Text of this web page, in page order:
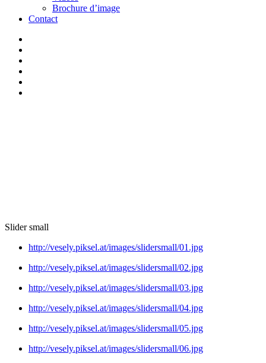
Brochure d’image
Contact
Slider small
http://vesely.piksel.at/images/slidersmall/01.jpg
http://vesely.piksel.at/images/slidersmall/02.jpg
http://vesely.piksel.at/images/slidersmall/03.jpg
http://vesely.piksel.at/images/slidersmall/04.jpg
http://vesely.piksel.at/images/slidersmall/05.jpg
http://vesely.piksel.at/images/slidersmall/06.jpg